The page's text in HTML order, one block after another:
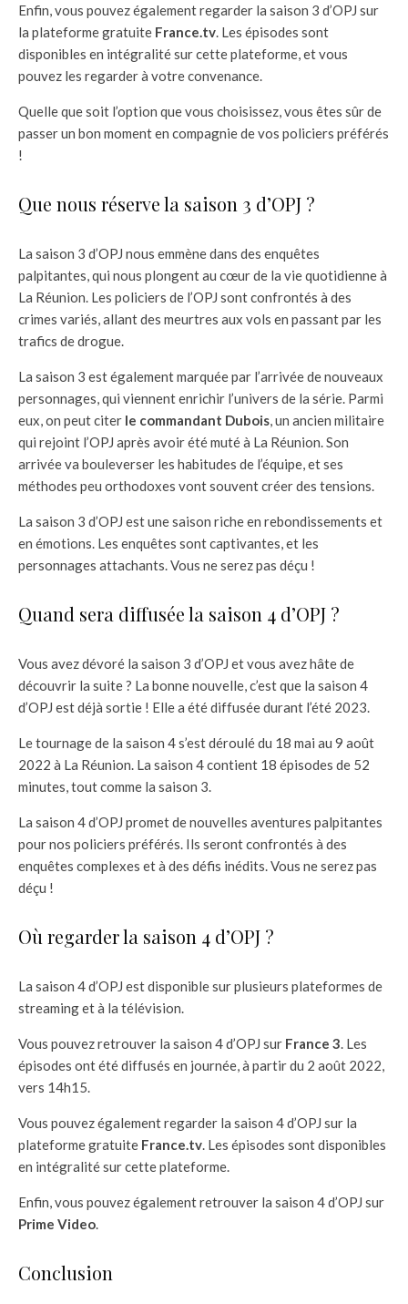
Enfin, vous pouvez également regarder la saison 3 d’OPJ sur
la plateforme gratuite France.tv. Les épisodes sont
disponibles en intégralité sur cette plateforme, et vous
pouvez les regarder à votre convenance.
Quelle que soit l’option que vous choisissez, vous êtes sûr de
passer un bon moment en compagnie de vos policiers préférés
!
Que nous réserve la saison 3 d’OPJ ?
La saison 3 d’OPJ nous emmène dans des enquêtes
palpitantes, qui nous plongent au cœur de la vie quotidienne à
La Réunion. Les policiers de l’OPJ sont confrontés à des
crimes variés, allant des meurtres aux vols en passant par les
trafics de drogue.
La saison 3 est également marquée par l’arrivée de nouveaux
personnages, qui viennent enrichir l’univers de la série. Parmi
eux, on peut citer le commandant Dubois, un ancien militaire
qui rejoint l’OPJ après avoir été muté à La Réunion. Son
arrivée va bouleverser les habitudes de l’équipe, et ses
méthodes peu orthodoxes vont souvent créer des tensions.
La saison 3 d’OPJ est une saison riche en rebondissements et
en émotions. Les enquêtes sont captivantes, et les
personnages attachants. Vous ne serez pas déçu !
Quand sera diffusée la saison 4 d’OPJ ?
Vous avez dévoré la saison 3 d’OPJ et vous avez hâte de
découvrir la suite ? La bonne nouvelle, c’est que la saison 4
d’OPJ est déjà sortie ! Elle a été diffusée durant l’été 2023.
Le tournage de la saison 4 s’est déroulé du 18 mai au 9 août
2022 à La Réunion. La saison 4 contient 18 épisodes de 52
minutes, tout comme la saison 3.
La saison 4 d’OPJ promet de nouvelles aventures palpitantes
pour nos policiers préférés. Ils seront confrontés à des
enquêtes complexes et à des défis inédits. Vous ne serez pas
déçu !
Où regarder la saison 4 d’OPJ ?
La saison 4 d’OPJ est disponible sur plusieurs plateformes de
streaming et à la télévision.
Vous pouvez retrouver la saison 4 d’OPJ sur France 3. Les
épisodes ont été diffusés en journée, à partir du 2 août 2022,
vers 14h15.
Vous pouvez également regarder la saison 4 d’OPJ sur la
plateforme gratuite France.tv. Les épisodes sont disponibles
en intégralité sur cette plateforme.
Enfin, vous pouvez également retrouver la saison 4 d’OPJ sur
Prime Video.
Conclusion